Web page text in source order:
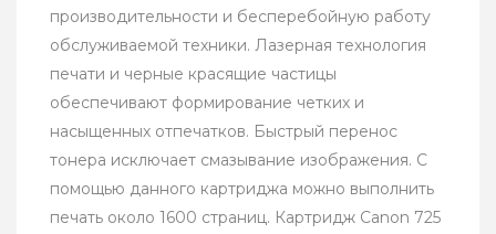
производительности и бесперебойную работу
обслуживаемой техники. Лазерная технология
печати и черные красящие частицы
обеспечивают формирование четких и
насыщенных отпечатков. Быстрый перенос
тонера исключает смазывание изображения. С
помощью данного картриджа можно выполнить
печать около 1600 страниц. Картридж Canon 725